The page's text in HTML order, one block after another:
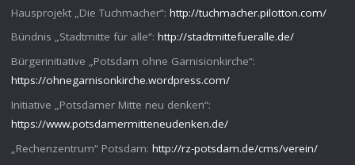
Hausprojekt „Die Tuchmacher“: http://tuchmacher.pilotton.com/
Bündnis „Stadtmitte für alle“: http://stadtmittefueralle.de/
Bürgerinitiative „Potsdam ohne Garnisionkirche“:
https://ohnegarnisonkirche.wordpress.com/
Initiative „Potsdamer Mitte neu denken“:
https://www.potsdamermitteneudenken.de/
„Rechenzentrum“ Potsdam: http://rz-potsdam.de/cms/verein/